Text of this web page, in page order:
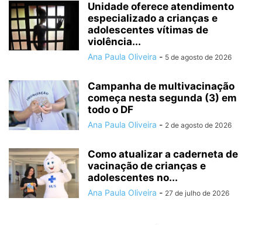
Unidade oferece atendimento
especializado a crianças e
adolescentes vítimas de
violência...
Ana Paula Oliveira - 5 de agosto de 2026
Campanha de multivacinação
começa nesta segunda (3) em
todo o DF
Ana Paula Oliveira - 2 de agosto de 2026
Como atualizar a caderneta de
vacinação de crianças e
adolescentes no...
Ana Paula Oliveira - 27 de julho de 2026